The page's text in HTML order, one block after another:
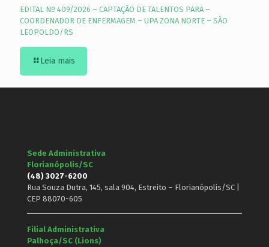
EDITAL Nº 409/2026 – CAPTAÇÃO DE TALENTOS PARA –
COORDENADOR DE ENFERMAGEM – UPA ZONA NORTE – SÃO
LEOPOLDO/RS
Leia mais
Sede Administrativa
Florianópolis/SC
(48) 3027-6200
Rua Souza Dutra, 145, sala 904, Estreito – Florianópolis/SC |
CEP 88070-605
Filial Administrativa
Palhoça/SC (Lions)